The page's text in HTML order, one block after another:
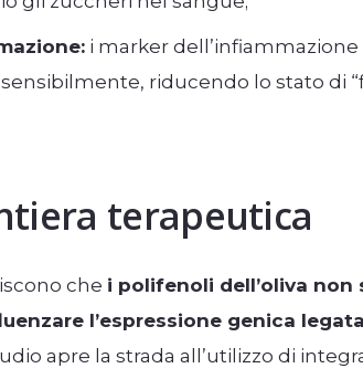
i marker
riducendo lo stato di
terapeutica
che i polifenoli dell’oliva
l’espressione genica
apre la strada all’utilizzo di